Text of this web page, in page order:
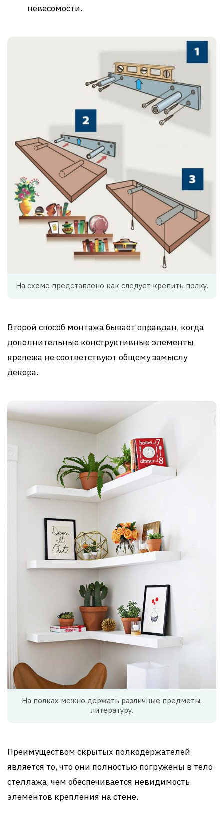
невесомости.
На схеме представлено как следует крепить полку.
Второй способ монтажа бывает оправдан, когда
дополнительные конструктивные элементы
крепежа не соответствуют общему замыслу
декора.
На полках можно держать различные предметы,
литературу.
Преимуществом скрытых полкодержателей
является то, что они полностью погружены в тело
стеллажа, чем обеспечивается невидимость
элементов крепления на стене.